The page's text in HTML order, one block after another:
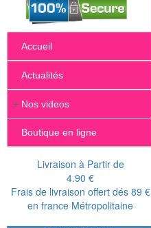
Accueil
Actualités
+ Nos videos
Boutique en ligne
Livraison à Partir de
4.90 €
Frais de livraison offert dés 89 €
en france Métropolitaine